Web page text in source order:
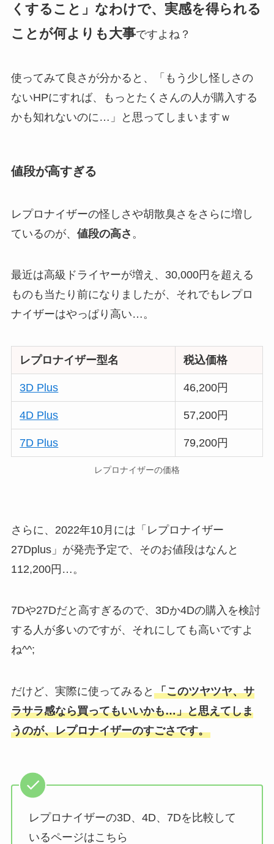
くすること」なわけで、実感を得られる
ことが何よりも大事ですよね？
使ってみて良さが分かると、「もう少し怪しさの
ないHPにすれば、もっとたくさんの人が購入する
かも知れないのに…」と思ってしまいますｗ
値段が高すぎる
レプロナイザーの怪しさや胡散臭さをさらに増し
ているのが、 値段の高さ 。
最近は高級ドライヤーが増え、30,000円を超える
ものも当たり前になりましたが、それでもレプロ
ナイザーはやっぱり高い…。
レプロナイザー型名 税込価格
3D Plus 46,200円
4D Plus 57,200円
7D Plus 79,200円
レプロナイザーの価格
さらに、2022年10月には「レプロナイザー
27Dplus」が発売予定で、そのお値段はなんと
112,200円…。
7Dや27Dだと高すぎるので、3Dか4Dの購入を検討
する人が多いのですが、それにしても高いですよ
ね^^;
だけど、実際に使ってみると 「このツヤツヤ、サ
ラサラ感なら買ってもいいかも…」と思えてしま
うのが、レプロナイザーのすごさです。
レプロナイザーの3D、4D、7Dを比較して
いるページはこちら